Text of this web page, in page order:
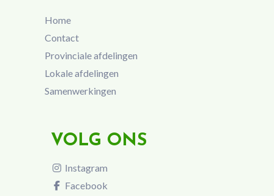
Home
Contact
Provinciale afdelingen
Lokale afdelingen
Samenwerkingen
VOLG ONS
Instagram
Facebook